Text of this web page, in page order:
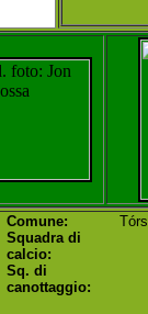
Comune:
Squadra di
calcio:
Sq. di
canottaggio: